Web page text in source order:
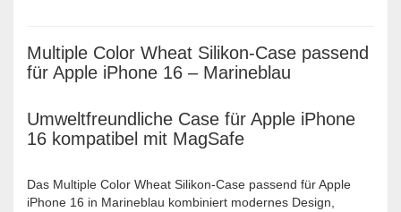
Multiple Color Wheat Silikon-Case passend
für Apple iPhone 16 – Marineblau
Umweltfreundliche Case für Apple iPhone
16 kompatibel mit MagSafe
Das Multiple Color Wheat Silikon-Case passend für Apple
iPhone 16 in Marineblau kombiniert modernes Design,